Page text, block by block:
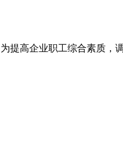
提高企业职工综合素质，